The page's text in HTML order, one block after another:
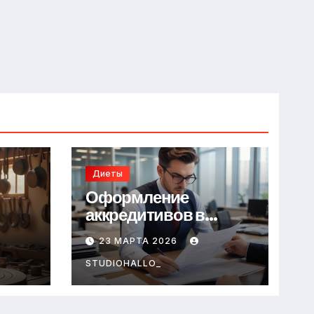
Диеты
Оформление
аккредитивов в
международной
торговле
23 МАРТА 2026
STUDIOHALLO_